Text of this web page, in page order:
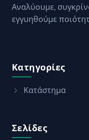
Αναλύουμε,
εγγυηθούμε
Κατηγορίες
Κατάστημα
Σελίδες